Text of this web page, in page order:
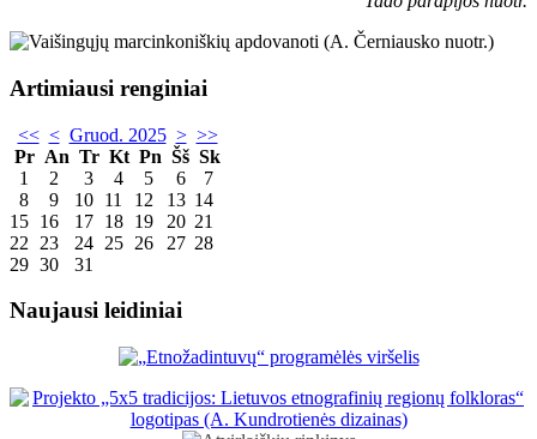
Artimiausi renginiai
<< < Gruod. 2025 > >>
Pr An Tr Kt Pn Šš Sk
1
2 3 4 5 6
7
8
9 10 11 12 13 14
15 16 17 18 19 20 21
22
23 24 25 26 27 28
29 30 31
Naujausi leidiniai